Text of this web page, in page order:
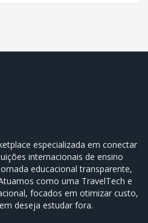
especializada em conectar
internacionais de ensino
educacional transparente,
como uma TravelTech e
focados em otimizar custo,
deseja estudar fora.